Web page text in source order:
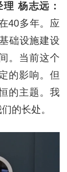
杨志远：
40多年。应
础设施建设
。当前这个
的影响。但
的主题。我
的长处。